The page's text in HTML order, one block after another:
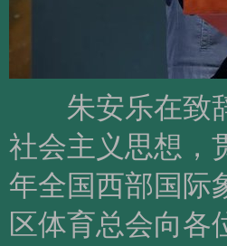
朱安乐在致辞
社会主义思想，
年全国西部国际
区体育总会向各